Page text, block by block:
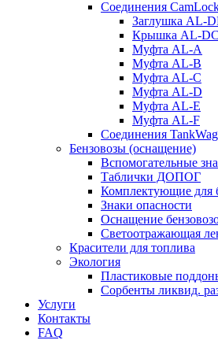
Соединения
Заглушка AL-
Крышка AL-DC
Муфта AL-A
Муфта AL-B
Муфта AL-C
Муфта AL-D
Муфта AL-E
Муфта AL-F
Соединения
Бензовозы (оснащение)
Вспомогательные
Таблички ДОПОГ
Комплектующие для
Знаки опасности
Оснащение
Светоотражающая
Красители для топлива
Экология
Пластиковые
Сорбенты ликвид.
Услуги
Контакты
FAQ